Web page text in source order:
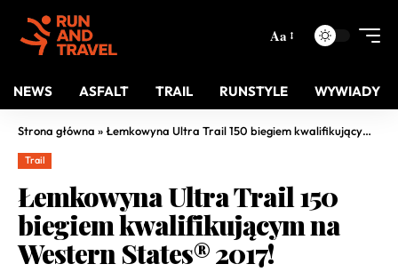
Aa
NEWS ASFALT TRAIL RUNSTYLE WYWIADY
Strona główna »Łemkowyna Ultra Trail 150 biegiem kwalifikującym na Western States® 2017!
Trail
Łemkowyna Ultra Trail 150
biegiem kwalifikującym na
Western States® 2017!